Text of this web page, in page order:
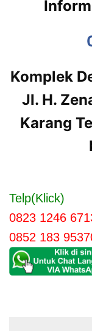
Komplek
Jl. H.
Karang
Telp(Klick)
0823 1246
0852 183